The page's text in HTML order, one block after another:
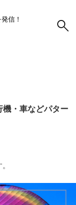
信！
機・車などパター